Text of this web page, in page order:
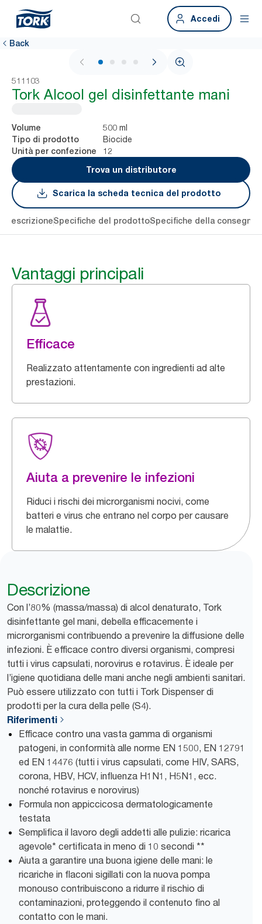
Accedi
Back
1 / 4
511103
Tork Alcool gel disinfettante mani
Volume 500 ml
Tipo di prodotto Biocide
Unità per confezione
12
Trova un distributore
Scarica la scheda tecnica del prodotto
DescrizioneSpecifiche del prodottoSpecifiche della consegna
Vantaggi principali
Efficace
Realizzato attentamente con ingredienti ad alte
prestazioni.
Aiuta a prevenire le infezioni
Riduci i rischi dei microrganismi nocivi, come
batteri e virus che entrano nel corpo per causare
le malattie.
Descrizione
Con l’80% (massa/massa) di alcol denaturato, Tork
disinfettante gel mani, debella efficacemente i
microrganismi contribuendo a prevenire la diffusione delle
infezioni. È efficace contro diversi organismi, compresi
tutti i virus capsulati, norovirus e rotavirus. È ideale per
l’igiene quotidiana delle mani anche negli ambienti sanitari.
Può essere utilizzato con tutti i Tork Dispenser di
prodotti per la cura della pelle (S4).
Riferimenti
Efficace contro una vasta gamma di organismi
patogeni, in conformità alle norme EN 1500, EN 12791
ed EN 14476 (tutti i virus capsulati, come HIV, SARS,
corona, HBV, HCV, influenza H1N1, H5N1, ecc.
nonché rotavirus e norovirus)
Formula non appiccicosa dermatologicamente
testata
Semplifica il lavoro degli addetti alle pulizie: ricarica
agevole* certificata in meno di 10 secondi **
Aiuta a garantire una buona igiene delle mani: le
ricariche in flaconi sigillati con la nuova pompa
monouso contribuiscono a ridurre il rischio di
contaminazioni, proteggendo il contenuto fino al
contatto con le mani.